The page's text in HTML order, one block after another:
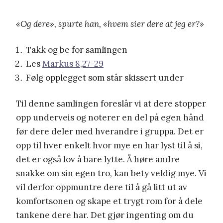
«Og dere», spurte han, «hvem sier dere at jeg er?»
Takk og be for samlingen
LesMarkus 8,27-29
Følg opplegget som står skissert under
Til denne samlingen foreslår vi at dere stopper
opp underveis og noterer en del på egen hånd
før dere deler med hverandre i gruppa. Det er
opp til hver enkelt hvor mye en har lyst til å si,
det er også lov å bare lytte. Å høre andre
snakke om sin egen tro, kan bety veldig mye. Vi
vil derfor oppmuntre dere til å gå litt ut av
komfortsonen og skape et trygt rom for å dele
tankene dere har. Det gjør ingenting om du